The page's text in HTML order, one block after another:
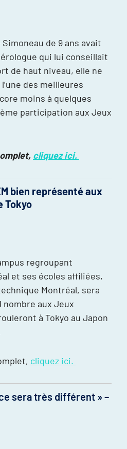
de 9 ans avait
qui lui conseillait
de haut niveau, elle ne
des meilleures
moins à quelques
participation aux Jeux
cliquez ici.
bien représenté aux
Tokyo
regroupant
et ses écoles affiliées,
Montréal, sera
aux Jeux
à Tokyo au Japon
cliquez ici.
sera très différent » –